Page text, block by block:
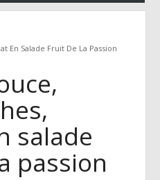
En Salade Fruit De La Passion
salade
passion